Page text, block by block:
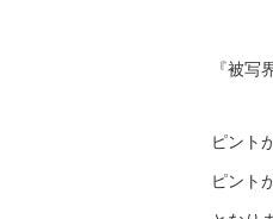
『被写
ピント
ピント